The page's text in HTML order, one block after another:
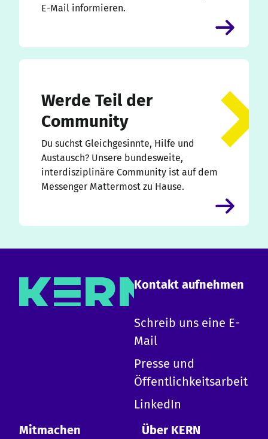
E-Mail informieren.
Werde Teil der
Community
Du suchst Gleichgesinnte, Hilfe und
Austausch? Unsere bundesweite,
interdisziplinäre Community ist auf dem
Messenger Mattermost zu Hause.
Kontakt aufnehmen
Schreib uns eine E-
Mail
Presse und
Öffentlichkeitsarbeit
LinkedIn
Mitmachen
Über KERN
Ich bin die KERN KI und kann zu allen Inhalten
auf dieser Website Auskunft geben.
-Erste Schritte mit KERN